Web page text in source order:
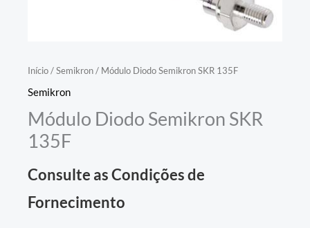
Início/Semikron/ Módulo Diodo Semikron SKR 135F
Semikron
Módulo Diodo Semikron SKR
135F
Consulte as Condições de
Fornecimento